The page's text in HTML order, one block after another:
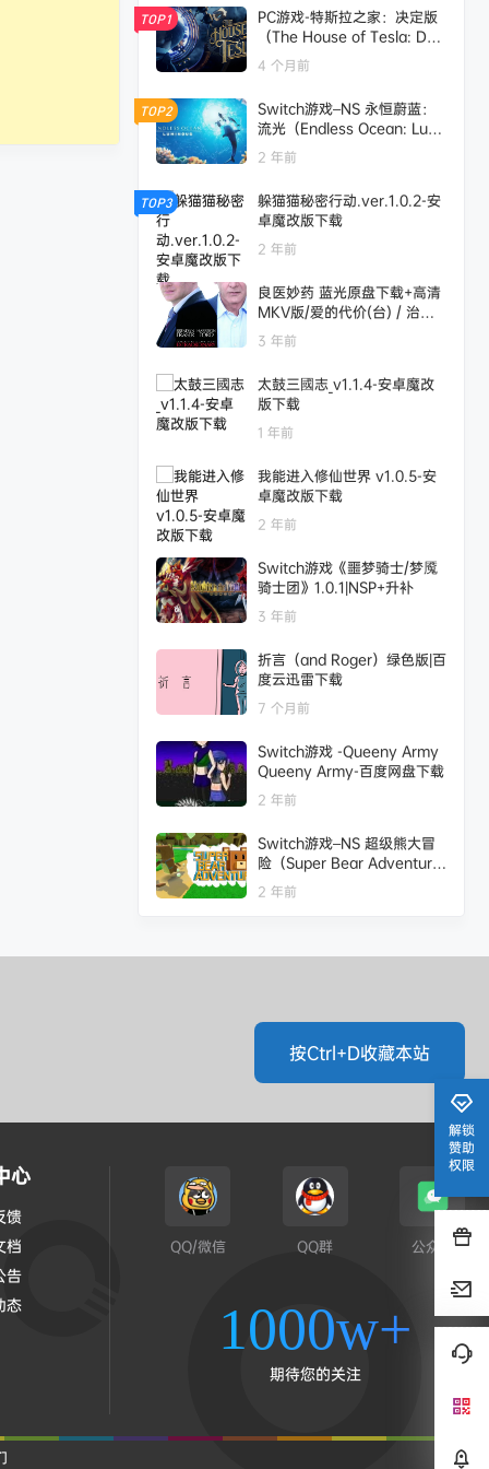
TOP1
PC游戏-特斯拉之家：决定版
（The House of Tesla: Defi
nitive Edition）绿色版|百度
云迅雷下载
4 个月前
TOP2
Switch游戏–NS 永恒蔚蓝：
流光（Endless Ocean: Lumi
nous）中文[XCI],百度云下载
2 年前
TOP3
躲猫猫秘密行动.ver.1.0.2-安
卓魔改版下载
2 年前
良医妙药 蓝光原盘下载+高清
MKV版/爱的代价(台) / 治愈
药师 / 灵异妙药 / 特别措施 /
克罗利 2010 Extraordinary
3 年前
太鼓三國志_v1.1.4-安卓魔改
版下载
1 年前
我能进入修仙世界 v1.0.5-安
卓魔改版下载
2 年前
Switch游戏《噩梦骑士/梦魇
骑士团》1.0.1|NSP+升补
3 年前
折言（and Roger）绿色版|百
度云迅雷下载
7 个月前
Switch游戏 -Queeny Army
Queeny Army-百度网盘下载
2 年前
Switch游戏–NS 超级熊大冒
险（Super Bear Adventur
e）[NSP],百度云下载
2 年前
解锁
赞助
权限
按Ctrl+D收藏本站
心
馈
档
告
态
QQ/微信 QQ群 公众号
1000w+
期待您的关注